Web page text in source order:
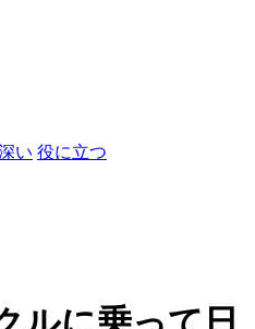
い 役に立つ